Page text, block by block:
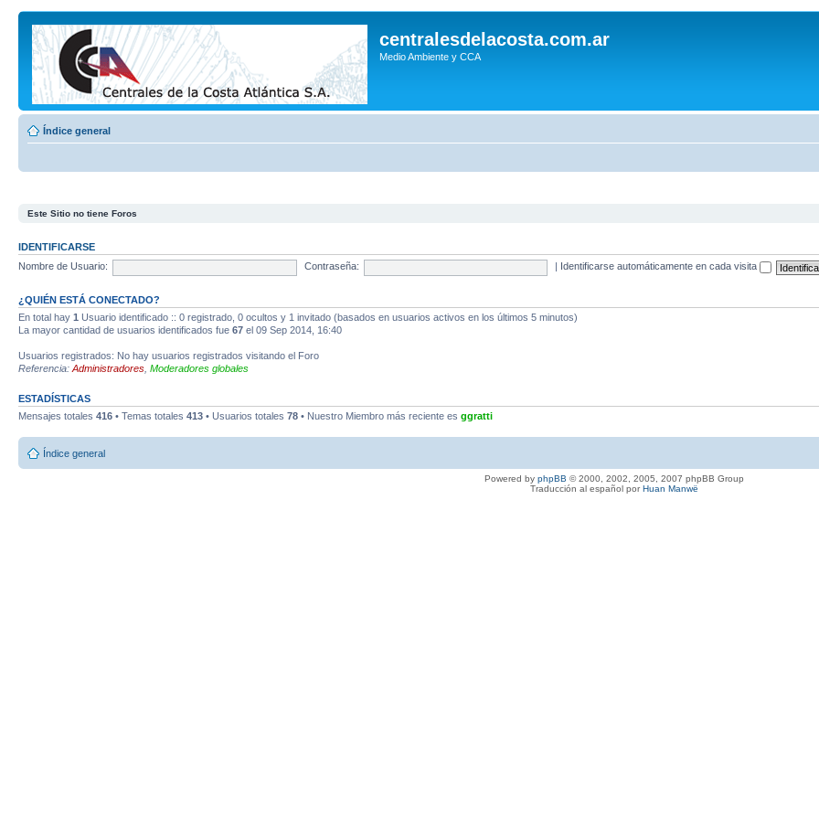
centralesdelacosta.com.ar
Medio Ambiente y CCA
Índice general
Este Sitio no tiene Foros
IDENTIFICARSE
Nombre de Usuario:
Contraseña: Identificarse automáticamente en cada visita
¿QUIÉN ESTÁ CONECTADO?
En total hay 1 Usuario identificado :: 0 registrado, 0 ocultos y 1 invitado (basados en usuarios activos en los últimos 5 minutos)
La mayor cantidad de usuarios identificados fue 67 el 09 Sep 2014, 16:40
Usuarios registrados: No hay usuarios registrados visitando el Foro
Referencia: Administradores Moderadores globales
ESTADÍSTICAS
Mensajes totales 416 • Temas totales 413 • Usuarios totales 78 • Nuestro Miembro más reciente es ggratti
Índice general
Powered by phpBB © 2000, 2002, 2005, 2007 phpBB Group
Traducción al español porHuan Manwë